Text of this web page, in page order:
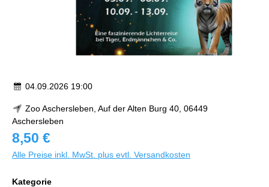
04.09.2026 19:00
Zoo Aschersleben, Auf der Alten Burg 40, 06449
Aschersleben
8,50 €
Alle Preise inkl. MwSt. plus evtl. Versandkosten
Kategorie